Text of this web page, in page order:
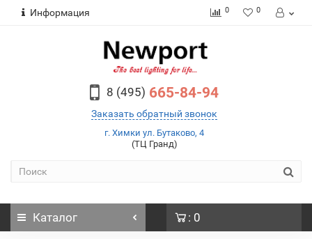
Информация 0 0
8 (495) 665-84-94
Заказать обратный звонок
г. Химки ул. Бутаково, 4
(ТЦ Гранд)
Каталог : 0